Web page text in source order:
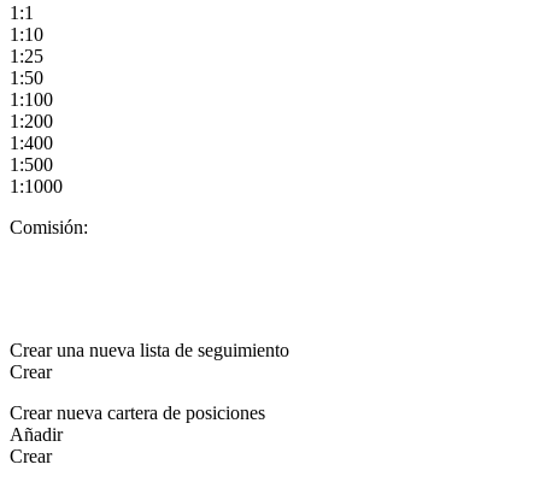
1:1
1:10
1:25
1:50
1:100
1:200
1:400
1:500
1:1000
Comisión:
Crear una nueva lista de seguimiento
Crear
Crear nueva cartera de posiciones
Añadir
Crear